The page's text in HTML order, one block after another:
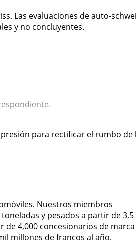
Las evaluaciones de auto-
y no concluyentes.
para rectificar el rumbo de
Nuestros miembros
y pesados a partir de 3,5
de 4,000 concesionarios de
millones de francos al año.